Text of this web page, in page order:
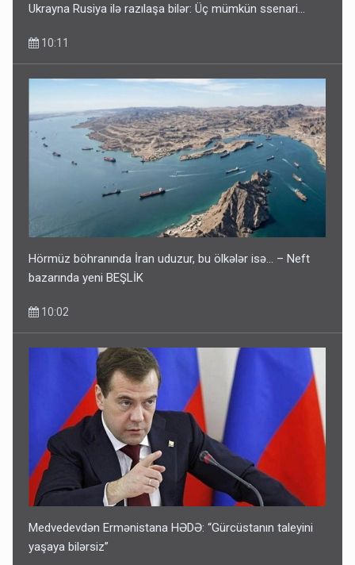
Ukrayna Rusiya ilə razılaşa bilər: Üç mümkün ssenari...
10:11
Hörmüz böhranında İran uduzur, bu ölkələr isə... – Neft
bazarında yeni BEŞLİK
10:02
Medvedevdən Ermənistana HƏDƏ: “Gürcüstanın taleyini
yaşaya bilərsiz”